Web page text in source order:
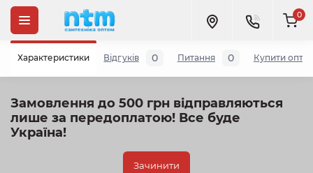
Замовлення до 500 грн відправляються
лише за передоплатою! Все буде
Україна!
Зачинити
0
Характеристики Відгуків 0 Питання 0 Купити